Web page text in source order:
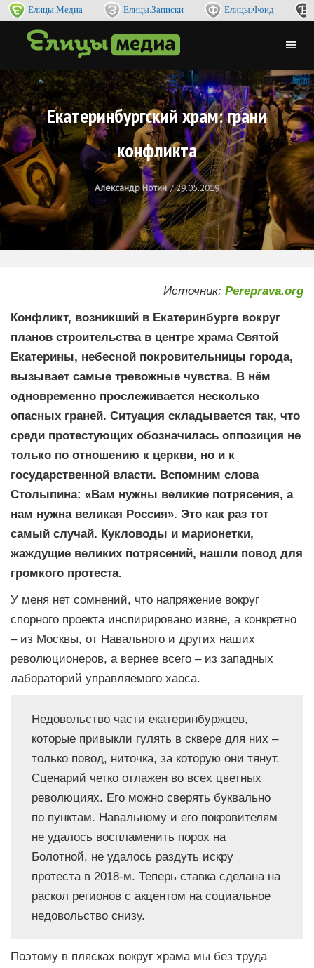
Елицы.Медиа Елицы.Записки Елицы.Фонд
Екатеринбургский храм: грани
конфликта
Александр Нотин 29.05.2019
Источник: Pereprava.org
Конфликт, возникший в Екатеринбурге вокруг
планов строительства в центре храма Святой
Екатерины, небесной покровительницы города,
вызывает самые тревожные чувства. В нём
одновременно прослеживается несколько
опасных граней. Ситуация складывается так, что
среди протестующих обозначилась оппозиция не
только по отношению к церкви, но и к
государственной власти. Вспомним слова
Столыпина: «Вам нужны великие потрясения, а
нам нужна великая Россия». Это как раз тот
самый случай. Кукловоды и марионетки,
жаждущие великих потрясений, нашли повод для
громкого протеста.
У меня нет сомнений, что напряжение вокруг
спорного проекта инспирировано извне, а конкретно
– из Москвы, от Навального и других наших
революционеров, а вернее всего – из западных
лабораторий управляемого хаоса.
Недовольство части екатеринбуржцев,
которые привыкли гулять в сквере для них –
только повод, ниточка, за которую они тянут.
Сценарий четко отлажен во всех цветных
революциях. Его можно сверять буквально
по пунктам. Навальному и его покровителям
не удалось воспламенить порох на
Болотной, не удалось раздуть искру
протеста в 2018-м. Теперь ставка сделана на
раскол регионов с акцентом на социальное
недовольство снизу.
Поэтому в плясках вокруг храма мы без труда